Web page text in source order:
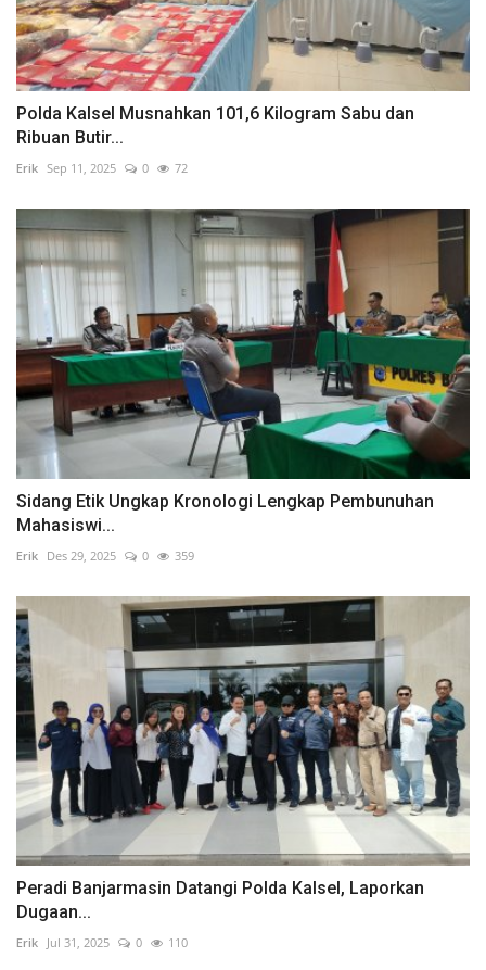
Polda Kalsel Musnahkan 101,6 Kilogram Sabu dan
Ribuan Butir...
Erik Sep 11, 2025 0 72
Sidang Etik Ungkap Kronologi Lengkap Pembunuhan
Mahasiswi...
Erik Des 29, 2025 0 359
Peradi Banjarmasin Datangi Polda Kalsel, Laporkan
Dugaan...
Erik Jul 31, 2025 0 110